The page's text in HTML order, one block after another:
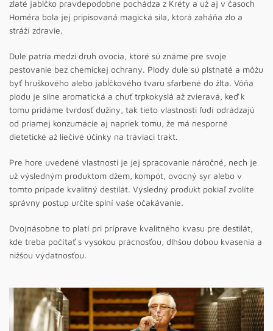
zlaté jabĺčko pravdepodobne pochádza z Kréty a už aj v časoch
Homéra bola jej pripisovaná magická sila, ktorá zaháňa zlo a
stráží zdravie.
Dule patria medzi druh ovocia, ktoré sú známe pre svoje
pestovanie bez chemickej ochrany. Plody dule sú plstnaté a môžu
byť hruškového alebo jabĺčkového tvaru sfarbené do žlta. Vôňa
plodu je silne aromatická a chuť trpkokyslá až zvieravá, keď k
tomu pridáme tvrdosť dužiny, tak tieto vlastnosti ľudí odrádzajú
od priamej konzumácie aj napriek tomu, že má nesporné
dietetické až liečivé účinky na tráviaci trakt.
Pre hore uvedené vlastnosti je jej spracovanie náročné, nech je
už výsledným produktom džem, kompót, ovocný syr alebo v
tomto prípade kvalitný destilát. Výsledný produkt pokiaľ zvolíte
správny postup určite splní vaše očakávanie.
Dvojnásobne to platí pri príprave kvalitného kvasu pre destilát,
kde treba počítať s vysokou prácnosťou, dlhšou dobou kvasenia a
nižšou výdatnosťou.